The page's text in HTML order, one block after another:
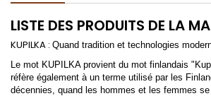
LISTE DES PRODUITS DE LA
KUPILKA : Quand tradition et technologies
Le mot KUPILKA provient du mot finlandais
réfère également à un terme utilisé par les
décennies, quand les hommes et les femmes